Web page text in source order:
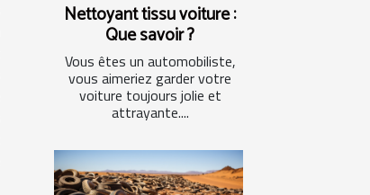
Nettoyant tissu voiture :
Que savoir ?
Vous êtes un automobiliste,
vous aimeriez garder votre
voiture toujours jolie et
attrayante....